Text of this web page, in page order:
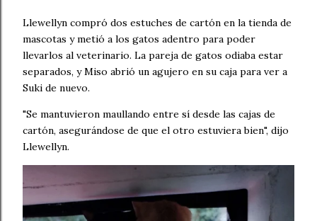
Llewellyn compró dos estuches de cartón en la tienda de
mascotas y metió a los gatos adentro para poder
llevarlos al veterinario. La pareja de gatos odiaba estar
separados, y Miso abrió un agujero en su caja para ver a
Suki de nuevo.
"Se mantuvieron maullando entre sí desde las cajas de
cartón, asegurándose de que el otro estuviera bien", dijo
Llewellyn.